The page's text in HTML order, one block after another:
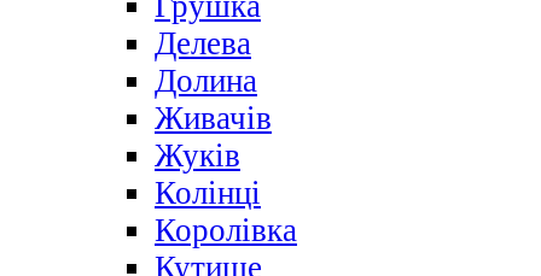
Делева
Долина
Живачів
Жуків
Колінці
Королівка
Кутище